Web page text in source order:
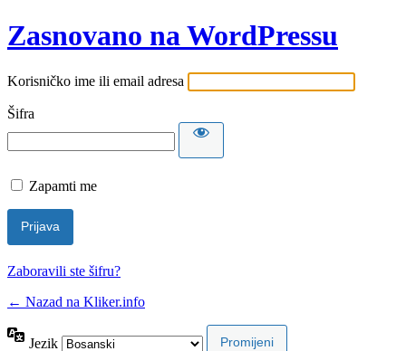
Zasnovano na WordPressu
Korisničko ime ili email adresa
Šifra
Zapamti me
Zaboravili ste šifru?
← Nazad na Kliker.info
Jezik